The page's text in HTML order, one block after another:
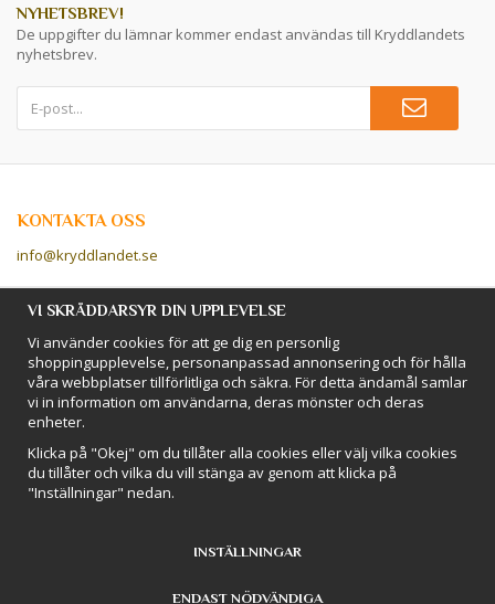
NYHETSBREV!
De uppgifter du lämnar kommer endast användas till Kryddlandets
nyhetsbrev.
KONTAKTA OSS
info@kryddlandet.se
Följ oss på Facebook!
Följ oss på Instagram!
BETALSÄTT
Hos Kryddlandet handlar du tryggt & säkert - och betalar enkelt med
kort, Klarna eller swish!
VI SKRÄDDARSYR DIN UPPLEVELSE
Vi använder cookies för att ge dig en personlig
shoppingupplevelse, personanpassad annonsering och för hålla
våra webbplatser tillförlitliga och säkra. För detta ändamål samlar
vi in information om användarna, deras mönster och deras
enheter.
Klicka på "Okej" om du tillåter alla cookies eller välj vilka cookies
du tillåter och vilka du vill stänga av genom att klicka på
"Inställningar" nedan.
INSTÄLLNINGAR
ENDAST NÖDVÄNDIGA